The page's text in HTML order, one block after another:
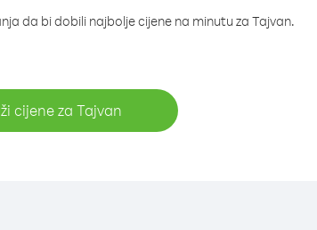
da bi dobili najbolje cijene na minutu za Tajvan.
cijene za Tajvan